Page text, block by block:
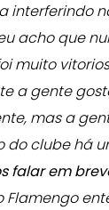
interferindo
acho que
muito
a gente
mas a
do clube há
falar em
Flamengo